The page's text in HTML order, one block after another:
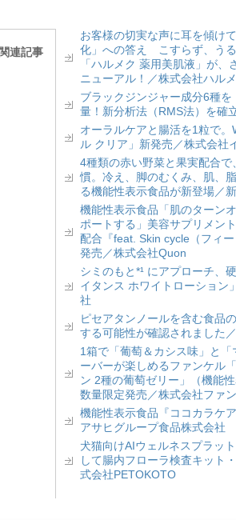
関連記事
お客様の切実な声に耳を傾け
化」への答え こすらず、う
「ハルメク 薬用美肌液」が
ニューアル！／株式会社ハル
ブラックジンジャー成分6種
量！新分析法（RMS法）を確
オーラルケアと腸活を1粒で
ル クリア」新発売／株式会社
4種類の赤い野菜と果実配合
慣。冷え、脚のむくみ、肌、
る機能性表示食品が新登場／
機能性表示食品「肌のターン
ポートする」美容サプリメン
配合『feat. Skin cycle（フィ
発売／株式会社Quon
シミのもと*¹ にアプローチ、
イタンス ホワイトローション
社
ピセアタンノールを含む食品
する可能性が確認されました
1箱で「葡萄＆カシス味」と
ーバーが楽しめるファンケル
ン 2種の葡萄ゼリー」（機能
数量限定発売／株式会社ファ
機能性表示食品『ココカラケ
アサヒグループ食品株式会社
犬猫向けAIウェルネスプラッ
して腸内フローラ検査キット
式会社PETOKOTO